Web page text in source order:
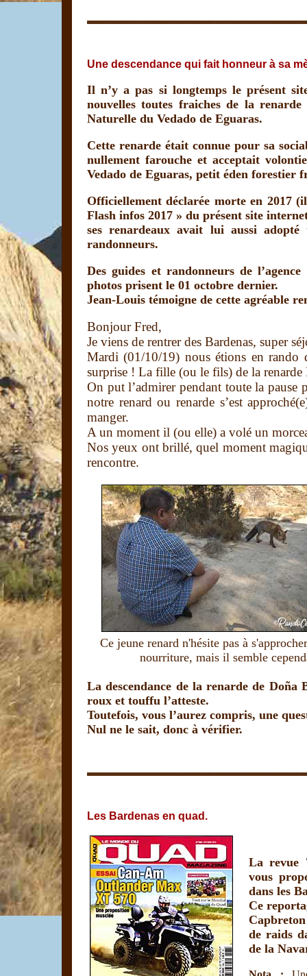
Une descendance qui fait honneur à sa
Il n’y a pas si longtemps le présent
nouvelles toutes fraiches de la
Naturelle du Vedado de Eguaras.
Cette renarde était connue pour sa
nullement farouche et acceptait
Vedado de Eguaras, petit éden forestier
Officiellement déclarée morte en 2017
Flash infos 2017 » du présent site
ses renardeaux avait lui aussi
randonneurs.
Des guides et randonneurs de
photos prisent le 01 octobre dernier.
Jean-Louis témoigne de cette agréable
Bonjour Fred,
Je viens de rentrer des Bardenas, super
Mardi (01/10/19) nous étions en
surprise ! La fille (ou le fils) de la
On put l’admirer pendant toute la
notre renard ou renarde s’est
manger.
A un moment il (ou elle) a volé un
Nos yeux ont brillé, quel moment
rencontre.
Ce jeune renard n'hésite pas à
nourriture, mais il semble
La descendance de la renarde de Doña
roux et touffu l’atteste.
Toutefois, vous l’aurez compris, une
Nul ne le sait, donc à vérifier.
Les Bardenas en quad.
La revue
vous
dans les
Ce
de raids
de la